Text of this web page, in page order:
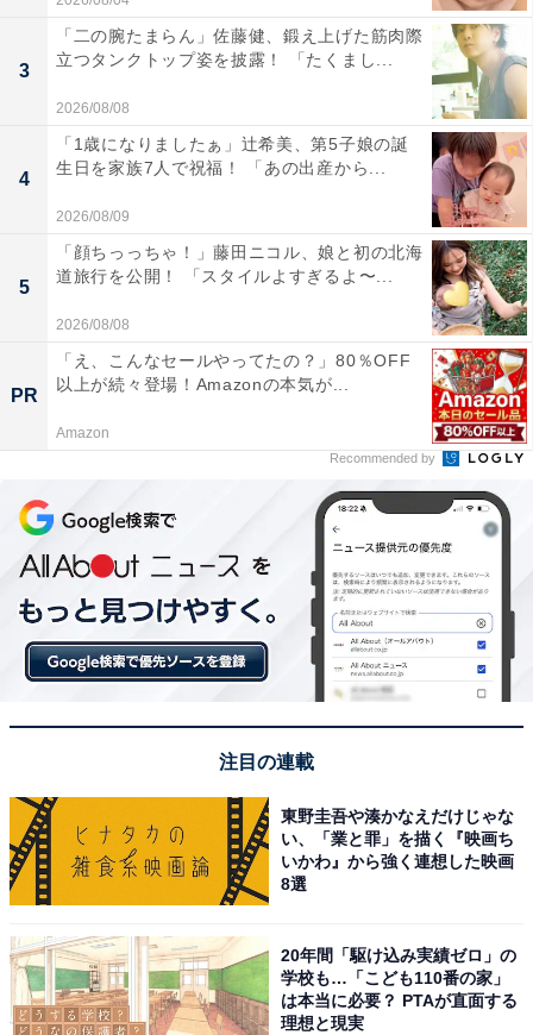
3
「二の腕たまらん」佐藤健、鍛え上げた筋肉際
立つタンクトップ姿を披露！ 「たくまし...
2026/08/08
4
「1歳になりましたぁ」辻希美、第5子娘の誕
生日を家族7人で祝福！ 「あの出産から...
2026/08/09
5
「顔ちっっちゃ！」藤田ニコル、娘と初の北海
道旅行を公開！ 「スタイルよすぎるよ〜...
2026/08/08
PR
「え、こんなセールやってたの？」80％OFF
以上が続々登場！Amazonの本気が...
Amazon
Recommended by
注目の連載
東野圭吾や湊かなえだけじゃな
い、「業と罪」を描く『映画ち
いかわ』から強く連想した映画
8選
20年間「駆け込み実績ゼロ」の
学校も…「こども110番の家」
は本当に必要？ PTAが直面する
理想と現実